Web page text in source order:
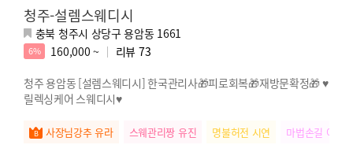
청주-설렘스웨디시
충북 청주시 상당구 용암동 1661
6% 160,000 ~ 리뷰 73
청주 용암동 [설렘스웨디시] 한국관리사🎁피로회복🎁재방문확정🎁 ♥️
릴렉싱케어 스웨디시♥️
사장님강추 유라 스웨관리짱 유진 명불허전 시연 마법손길 야삐